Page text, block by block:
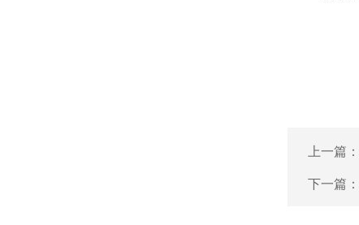
上一篇：
下一篇：